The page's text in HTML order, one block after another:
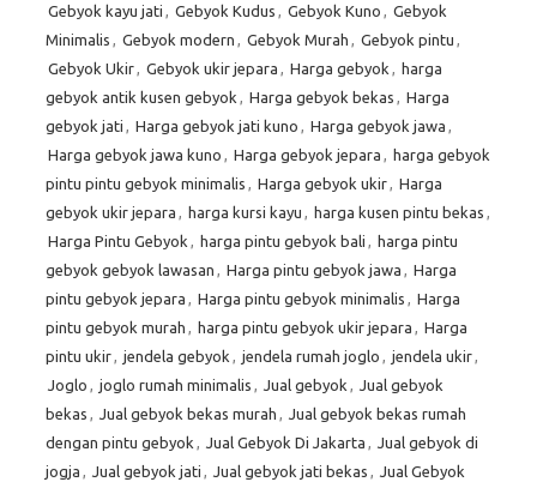
Gebyok kayu jati , Gebyok Kudus , Gebyok Kuno , Gebyok
Minimalis , Gebyok modern , Gebyok Murah , Gebyok pintu ,
Gebyok Ukir, Gebyok ukir jepara , Harga gebyok , harga
gebyok antik kusen gebyok , Harga gebyok bekas , Harga
gebyok jati , Harga gebyok jati kuno , Harga gebyok jawa ,
Harga gebyok jawa kuno , Harga gebyok jepara , harga gebyok
pintu pintu gebyok minimalis , Harga gebyok ukir, Harga
gebyok ukir jepara , harga kursi kayu , harga kusen pintu bekas ,
Harga Pintu Gebyok , harga pintu gebyok bali , harga pintu
gebyok gebyok lawasan , Harga pintu gebyok jawa , Harga
pintu gebyok jepara , Harga pintu gebyok minimalis , Harga
pintu gebyok murah , harga pintu gebyok ukir jepara , Harga
pintu ukir, jendela gebyok , jendela rumah joglo , jendela ukir,
Joglo , joglo rumah minimalis , Jual gebyok , Jual gebyok
bekas , Jual gebyok bekas murah , Jual gebyok bekas rumah
dengan pintu gebyok , Jual Gebyok Di Jakarta , Jual gebyok di
jogja , Jual gebyok jati , Jual gebyok jati bekas , Jual Gebyok